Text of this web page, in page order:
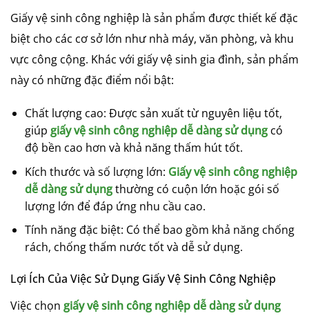
Giấy vệ sinh công nghiệp là sản phẩm được thiết kế đặc
biệt cho các cơ sở lớn như nhà máy, văn phòng, và khu
vực công cộng. Khác với giấy vệ sinh gia đình, sản phẩm
này có những đặc điểm nổi bật:
Chất lượng cao: Được sản xuất từ nguyên liệu tốt,
giúp giấy vệ sinh công nghiệp dễ dàng sử dụngcó
độ bền cao hơn và khả năng thấm hút tốt.
Kích thước và số lượng lớn: Giấy vệ sinh công nghiệp
dễ dàng sử dụngthường có cuộn lớn hoặc gói số
lượng lớn để đáp ứng nhu cầu cao.
Tính năng đặc biệt: Có thể bao gồm khả năng chống
rách, chống thấm nước tốt và dễ sử dụng.
Lợi Ích Của Việc Sử Dụng Giấy Vệ Sinh Công Nghiệp
Việc chọn giấy vệ sinh công nghiệp dễ dàng sử dụng